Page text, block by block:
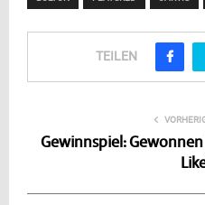
TEILEN
Gewinnspiel: